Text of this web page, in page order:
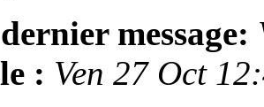
message:
: Ven 27 Oct